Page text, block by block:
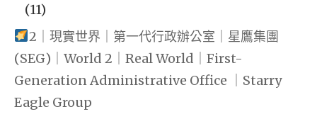
(11)
2｜現實世界｜第一代行政辦公室｜星鷹集團
(SEG)｜World 2｜Real World｜First-
Generation Administrative Office ｜Starry
Eagle Group